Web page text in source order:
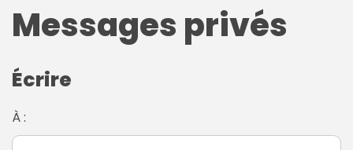
Messages privés
Écrire
À :